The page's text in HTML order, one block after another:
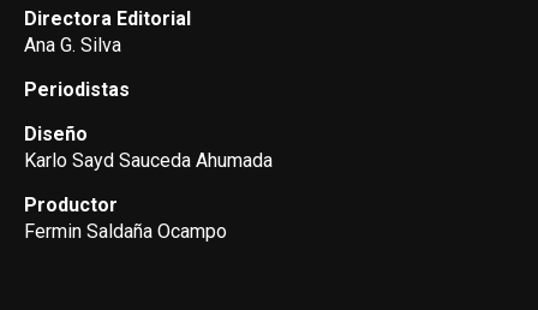
Directora Editorial
Ana G. Silva
Periodistas
Diseño
Karlo Sayd Sauceda Ahumada
Productor
Fermin Saldaña Ocampo